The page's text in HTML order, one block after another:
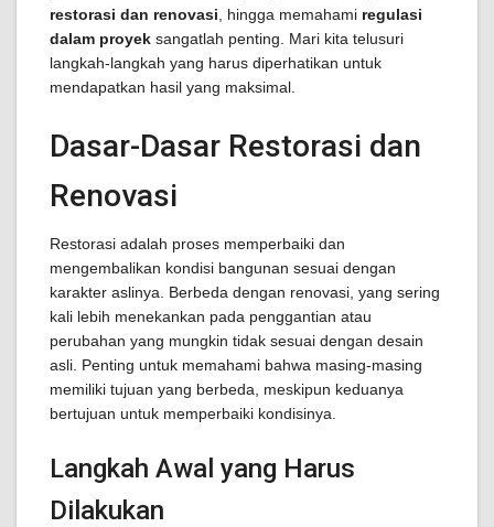
restorasi dan renovasi , hingga memahami regulasi
dalam proyek sangatlah penting. Mari kita telusuri
langkah-langkah yang harus diperhatikan untuk
mendapatkan hasil yang maksimal.
Dasar-Dasar Restorasi dan
Renovasi
Restorasi adalah proses memperbaiki dan
mengembalikan kondisi bangunan sesuai dengan
karakter aslinya. Berbeda dengan renovasi, yang sering
kali lebih menekankan pada penggantian atau
perubahan yang mungkin tidak sesuai dengan desain
asli. Penting untuk memahami bahwa masing-masing
memiliki tujuan yang berbeda, meskipun keduanya
bertujuan untuk memperbaiki kondisinya.
Langkah Awal yang Harus
Dilakukan